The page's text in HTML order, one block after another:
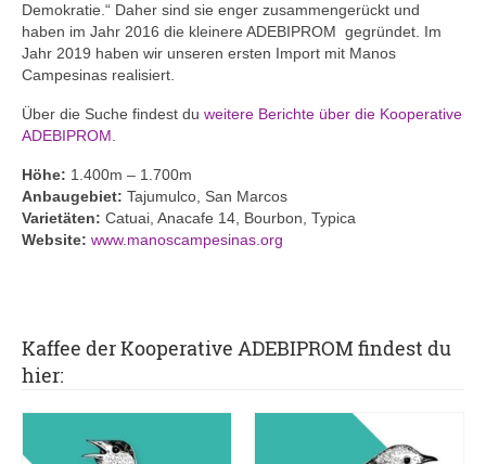
Demokratie.“ Daher sind sie enger zusammengerückt und
haben im Jahr 2016 die kleinere ADEBIPROM gegründet. Im
Jahr 2019 haben wir unseren ersten Import mit Manos
Campesinas realisiert.
Über die Suche findest du weitere Berichte über die Kooperative
ADEBIPROM
Höhe: 1.400m – 1.700m
Anbaugebiet: Tajumulco, San Marcos
Varietäten: Catuai, Anacafe 14, Bourbon, Typica
Website: www.manoscampesinas.org
Kaffee der Kooperative ADEBIPROM findest du
hier: